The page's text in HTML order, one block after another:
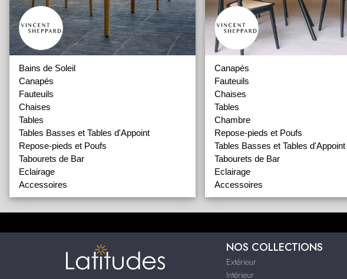
Bains de Soleil
Canapés
Fauteuils
Chaises
Tables
Tables Basses et Tables d'Appoint
Repose-pieds et Poufs
Tabourets de Bar
Eclairage
Accessoires
Canapés
Fauteuils
Chaises
Tables
Chambre
Repose-pieds et Poufs
Tables Basses et Tables d'Appoint
Tabourets de Bar
Eclairage
Accessoires
NOS COLLECTIONS
Extérieur
Intérieur